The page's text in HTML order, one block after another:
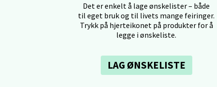
Det er enkelt å lage ønskelister – både
til eget bruk og til livets mange feiringer.
Trykk på hjerteikonet på produkter for å
legge i ønskeliste.
LAG ØNSKELISTE